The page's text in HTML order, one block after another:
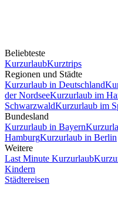
Beliebteste
KurzurlaubKurztrips
Regionen und Städte
Kurzurlaub in Deutschland
der NordseeKurzurlaub im
SchwarzwaldKurzurlaub im
Bundesland
Kurzurlaub in Bayern
HamburgKurzurlaub in Berlin
Weitere
Last Minute Kurzurlaub
Kindern
Städtereisen